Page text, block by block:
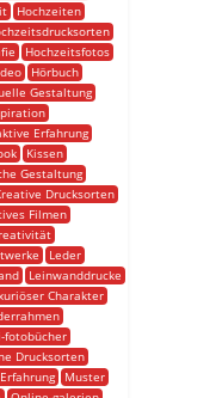
Hochzeiten
Hochzeitsfotos
Hörbuch
Gestaltung
Erfahrung
Kissen
Gestaltung
Drucksorten
Filmen
Leder
Leinwanddrucke
Charakter
fotobücher
Drucksorten
Muster